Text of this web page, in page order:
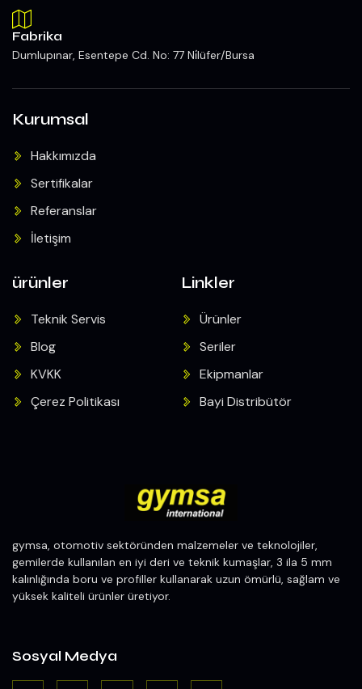
gymsa, otomotiv sektöründen malzemeler ve teknolojiler,
gemilerde kullanılan en iyi deri ve teknik kumaşlar, 3 ila 5 mm
kalınlığında boru ve profiller kullanarak uzun ömürlü, sağlam ve
yüksek kaliteli ürünler üretiyor.
Sosyal Medya
Fabrika
Dumlupınar, Esentepe Cd. No: 77 Ni̇lüfer/Bursa
Kurumsal
Hakkımızda
Sertifikalar
Referanslar
İletişim
ürünler
Teknik Servis
Blog
KVKK
Çerez Politikası
Linkler
Ürünler
Seriler
Ekipmanlar
Bayi Distribütör